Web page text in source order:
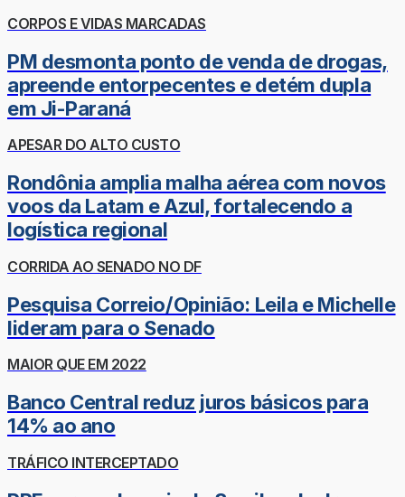
CORPOS E VIDAS MARCADAS
PM desmonta ponto de venda de drogas,
apreende entorpecentes e detém dupla
em Ji-Paraná
APESAR DO ALTO CUSTO
Rondônia amplia malha aérea com novos
voos da Latam e Azul, fortalecendo a
logística regional
CORRIDA AO SENADO NO DF
Pesquisa Correio/Opinião: Leila e Michelle
lideram para o Senado
MAIOR QUE EM 2022
Banco Central reduz juros básicos para
14% ao ano
TRÁFICO INTERCEPTADO